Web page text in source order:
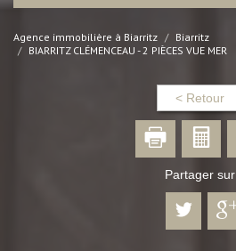
Agence immobilière à Biarritz
Biarritz
BIARRITZ CLÉMENCEAU - 2 PIÈCES VUE MER
< Retour
Partager sur